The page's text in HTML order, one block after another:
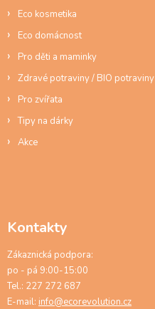
Eco kosmetika
Eco domácnost
Pro děti a maminky
Zdravé potraviny / BIO potraviny
Pro zvířata
Tipy na dárky
Akce
Kontakty
Zákaznická podpora:
po - pá 9:00-15:00
Tel.: 227 272 687
E-mail: info@ecorevolution.cz